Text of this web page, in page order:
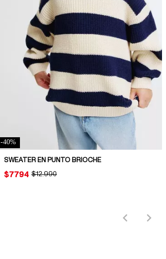
-40%
SWEATER EN PUNTO BRIOCHE
ORIGINAL PRICE:
$12.990
PRICE:
$7794